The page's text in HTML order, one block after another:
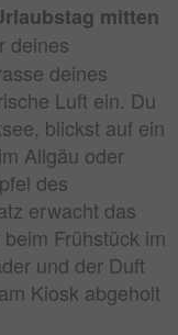
mitten
deines
deines
Luft ein. Du
blickst auf ein
Allgäu oder
des
erwacht das
Frühstück im
und der Duft
Kiosk abgeholt